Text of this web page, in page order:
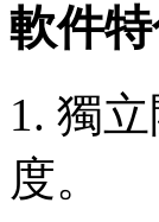
軟件
1. 獨
度。